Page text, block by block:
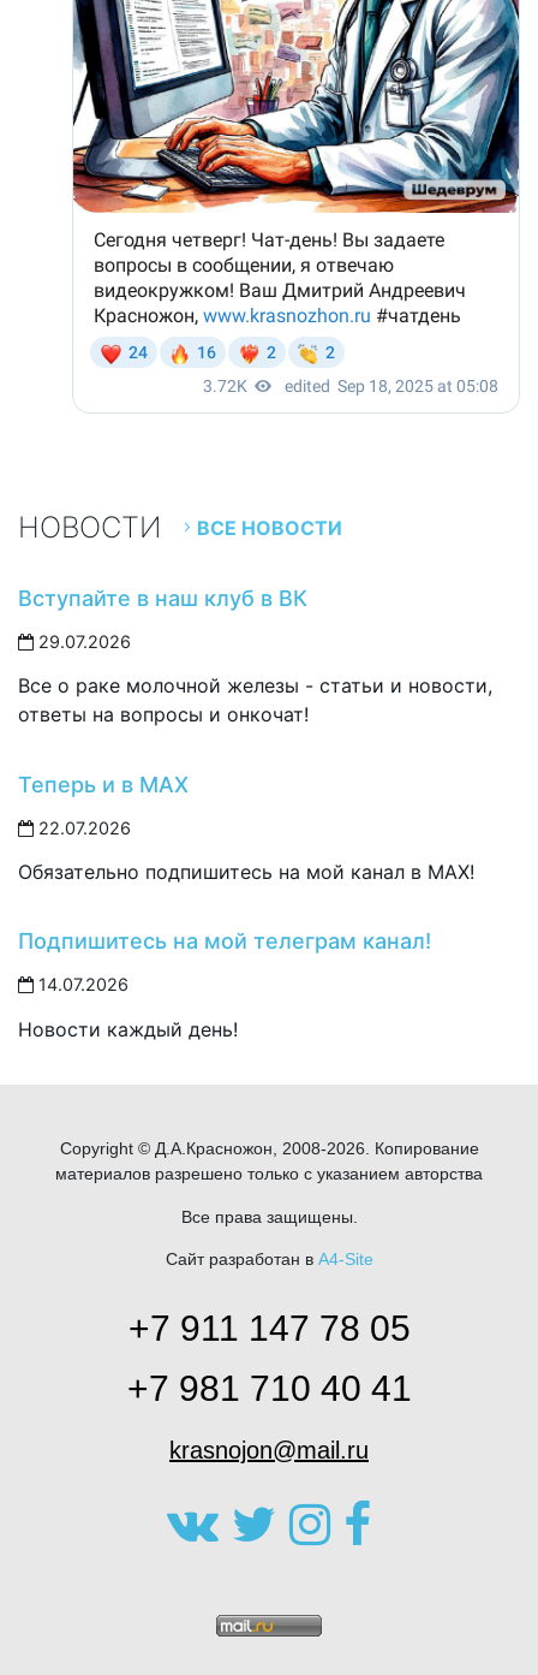
НОВОСТИ ВСЕ НОВОСТИ
Вступайте в наш клуб в ВК
29.07.2026
Все о раке молочной железы - статьи и новости,
ответы на вопросы и онкочат!
Теперь и в MAX
22.07.2026
Обязательно подпишитесь на мой канал в MAX!
Подпишитесь на мой телеграм канал!
14.07.2026
Новости каждый день!
Copyright © Д.А.Красножон, 2008-2026. Копирование
материалов разрешено только с указанием авторства
Все права защищены.
Сайт разработан в A4-Site
+7 911 147 78 05
+7 981 710 40 41
krasnojon@mail.ru